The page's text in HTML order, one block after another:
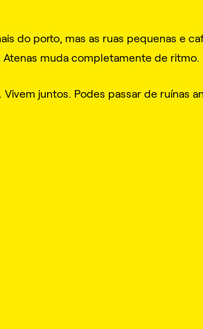
do porto, mas as ruas pequenas e
Atenas muda completamente de ritmo.
juntos. Podes passar de ruínas